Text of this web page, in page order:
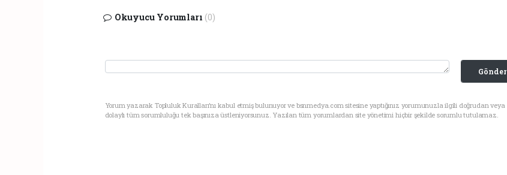
Okuyucu Yorumları (0)
Gönder
Yorum yazarak Topluluk Kuralları’nı kabul etmiş bulunuyor ve bsnmedya.com sitesine yaptığınız yorumunuzla ilgili doğrudan veya
dolaylı tüm sorumluluğu tek başınıza üstleniyorsunuz. Yazılan tüm yorumlardan site yönetimi hiçbir şekilde sorumlu tutulamaz.